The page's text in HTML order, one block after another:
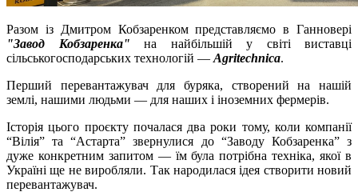
Разом із Дмитром Кобзаренком представляємо в Ганновері
"Завод Кобзаренка" на найбільшій у світі виставці
сільськогосподарських технологій — Agritechnica.
Перший перевантажувач для буряка, створений на нашій
землі, нашими людьми — для наших і іноземних фермерів.
Історія цього проєкту почалася два роки тому, коли компанії
“Вілія” та “Астарта” звернулися до “Заводу Кобзаренка” з
дуже конкретним запитом — їм була потрібна техніка, якої в
Україні ще не виробляли. Так народилася ідея створити новий
перевантажувач.